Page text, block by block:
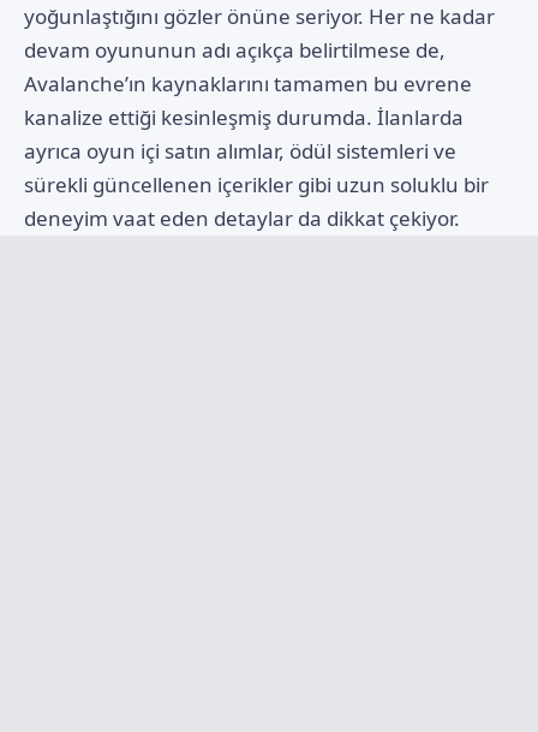
yoğunlaştığını gözler önüne seriyor. Her ne kadar
devam oyununun adı açıkça belirtilmese de,
Avalanche’ın kaynaklarını tamamen bu evrene
kanalize ettiği kesinleşmiş durumda. İlanlarda
ayrıca oyun içi satın alımlar, ödül sistemleri ve
sürekli güncellenen içerikler gibi uzun soluklu bir
deneyim vaat eden detaylar da dikkat çekiyor.